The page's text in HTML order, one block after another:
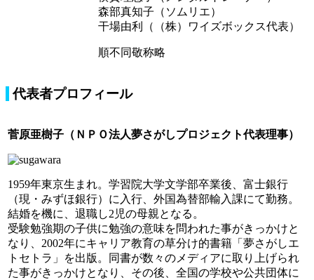
森部真知子（ソムリエ）
干場由利（（株）ワイズボックス代表）
順不同敬称略
代表者プロフィール
菅原亜樹子（ＮＰＯ法人夢さがしプロジェクト代表理事）
1959年東京生まれ。学習院大学文学部卒業後、富士銀行
（現・みずほ銀行）に入行、外国為替部輸入課にて勤務。
結婚を機に、退職し2児の母親となる。
受験勉強期の子供に勉強の意味を問われた事がきっかけと
なり、2002年にキャリア教育の草分け的書籍「夢さがしエ
トセトラ」を出版。同書が数々のメディアに取り上げられ
た事がきっかけとなり、その後、全国の学校や公共団体に